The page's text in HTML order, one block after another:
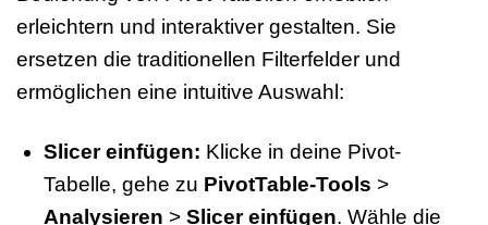
erleichtern und interaktiver gestalten. Sie
ersetzen die traditionellen Filterfelder und
ermöglichen eine intuitive Auswahl:
Slicer einfügen: Klicke in deine Pivot-
Tabelle, gehe zu PivotTable-Tools >
Analysieren > Slicer einfügen. Wähle die